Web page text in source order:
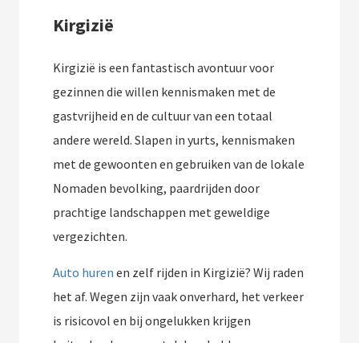
Kirgizië
Kirgizië is een fantastisch avontuur voor
gezinnen die willen kennismaken met de
gastvrijheid en de cultuur van een totaal
andere wereld. Slapen in yurts, kennismaken
met de gewoonten en gebruiken van de lokale
Nomaden bevolking, paardrijden door
prachtige landschappen met geweldige
vergezichten.
Auto huren en zelf rijden in Kirgizië? Wij raden
het af. Wegen zijn vaak onverhard, het verkeer
is risicovol en bij ongelukken krijgen